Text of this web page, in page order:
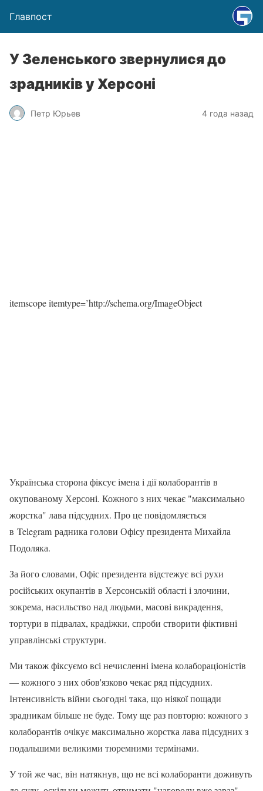
Главпост
У Зеленського звернулися до
зрадників у Херсоні
Петр Юрьев 4 года назад
itemscope itemtype=’http://schema.org/ImageObject
Українська сторона фіксує імена і дії колаборантів в
окупованому Херсоні. Кожного з них чекає "максимально
жорстка" лава підсудних. Про це повідомляється
в Telegram радника голови Офісу президента Михайла
Подоляка.
За його словами, Офіс президента відстежує всі рухи
російських окупантів в Херсонській області і злочини,
зокрема, насильство над людьми, масові викрадення,
тортури в підвалах, крадіжки, спроби створити фіктивні
управлінські структури.
Ми також фіксуємо всі нечисленні імена колабораціоністів
— кожного з них обов'язково чекає ряд підсудних.
Інтенсивність війни сьогодні така, що ніякої пощади
зрадникам більше не буде. Тому ще раз повторю: кожного з
колаборантів очікує максимально жорстка лава підсудних з
подальшими великими тюремними термінами.
У той же час, він натякнув, що не всі колаборанти доживуть